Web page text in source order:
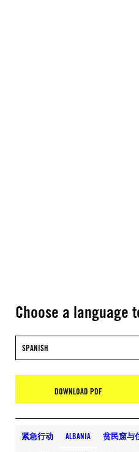
Choose a language
SPANISH
DOWNLOAD PDF
紧急行动 ALBANIA 贫民窟与